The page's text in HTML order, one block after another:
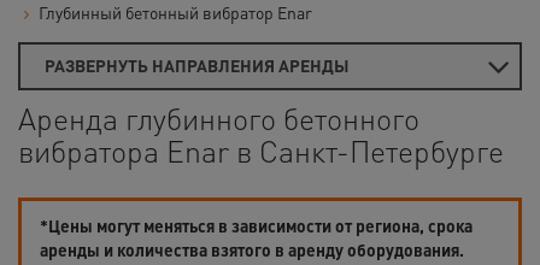
Глубинный бетонный вибратор Enar
РАЗВЕРНУТЬ НАПРАВЛЕНИЯ АРЕНДЫ
Аренда глубинного бетонного
вибратора Enar в Санкт-Петербурге
*Цены могут меняться в зависимости от региона, срока
аренды и количества взятого в аренду оборудования.